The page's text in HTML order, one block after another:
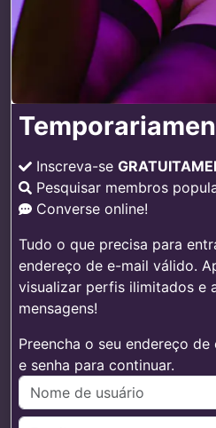
Inscreva-se
Pesquisar membros
Converse online!
Tudo o que precisa para
endereço de e-mail válido.
visualizar perfis ilimitados e
mensagens!
Preencha o seu endereço
e senha para continuar.